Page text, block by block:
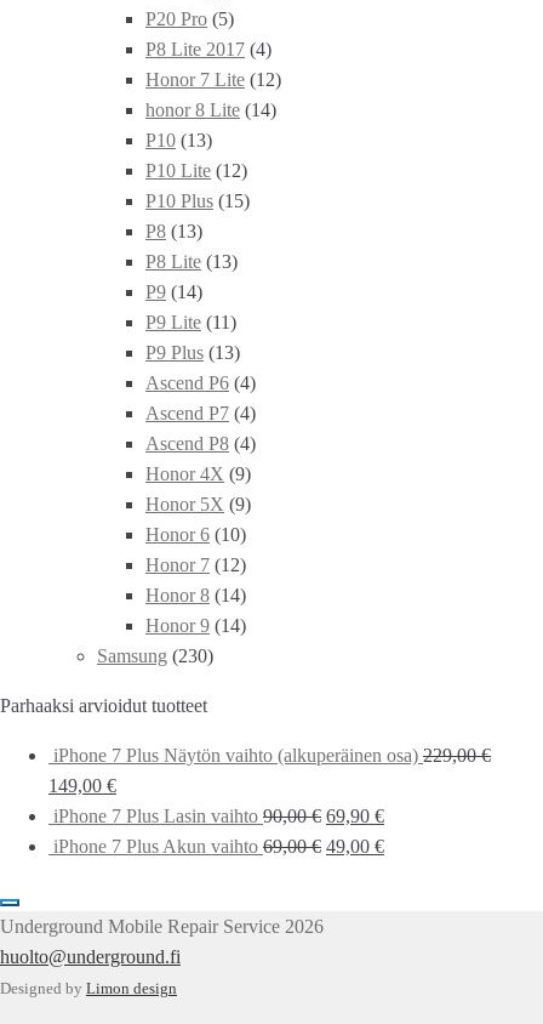
P20 Pro (5)
P8 Lite 2017 (4)
Honor 7 Lite (12)
honor 8 Lite (14)
P10 (13)
P10 Lite (12)
P10 Plus (15)
P8 (13)
P8 Lite (13)
P9 (14)
P9 Lite (11)
P9 Plus (13)
Ascend P6 (4)
Ascend P7 (4)
Ascend P8 (4)
Honor 4X (9)
Honor 5X (9)
Honor 6 (10)
Honor 7 (12)
Honor 8 (14)
Honor 9 (14)
Samsung (230)
Parhaaksi arvioidut tuotteet
iPhone 7 Plus Näytön vaihto (alkuperäinen osa) 229,00€
149,00 €
iPhone 7 Plus Lasin vaihto 90,00€ 69,90 €
iPhone 7 Plus Akun vaihto 69,00€ 49,00 €
Underground Mobile Repair Service 2026
huolto@underground.fi
Designed by Limon design